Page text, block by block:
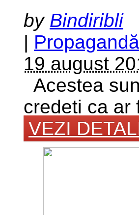
by Bindiribli
|
19 august
Acestea
credeti ca
VEZI